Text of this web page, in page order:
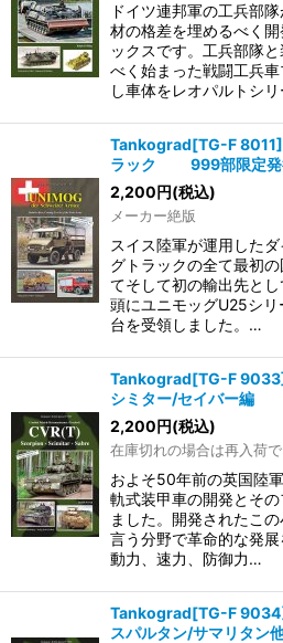
ドイツ連邦軍の工兵部
材の格差を埋めるべく
ックスです。工兵部隊
べく始まった戦闘工兵
し車体をレオパルトシ
Tankograd[TG-F 8011]
ラック 999部限定発
2,200円(税込)
メーカー絶版
スイス陸軍が運用した
グトラックの全て最初
てそして初の輸出先と
頭にユニモッグU25シ
台を受領しました。…
Tankograd[TG-F
シミター/セイバー編
2,200円(税込)
在庫切れの場合は再入荷
およそ50年前の英国陸
軌式装甲車の開発とそ
ました。開発されたこ
言う分野で革命的な発
動力、速力、防御力…
Tankograd[TG-F
スパルタン/サマリタン